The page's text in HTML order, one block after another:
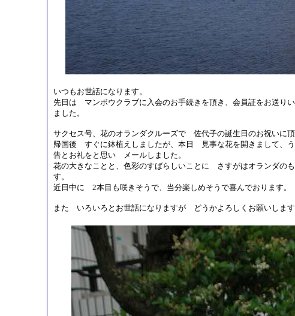
いつもお世話になります。
先日は マンボウクラブに入会のお手続きを頂き、会員証をお送り
ました。
サクセス号、花のオランダクルーズで 佐代子の誕生日のお祝いに
帰国後 すぐに鉢植えしましたが、本日 見事な花を開きまして、
告とお礼をと思い メールしました。
花の大きなことと、色彩のすばらしいことに さすがはオランダの
す。
近日中に 2本目も咲きそうで、当分楽しめそうで喜んでおります。
また いろいろとお世話になりますが どうかよろしくお願いします